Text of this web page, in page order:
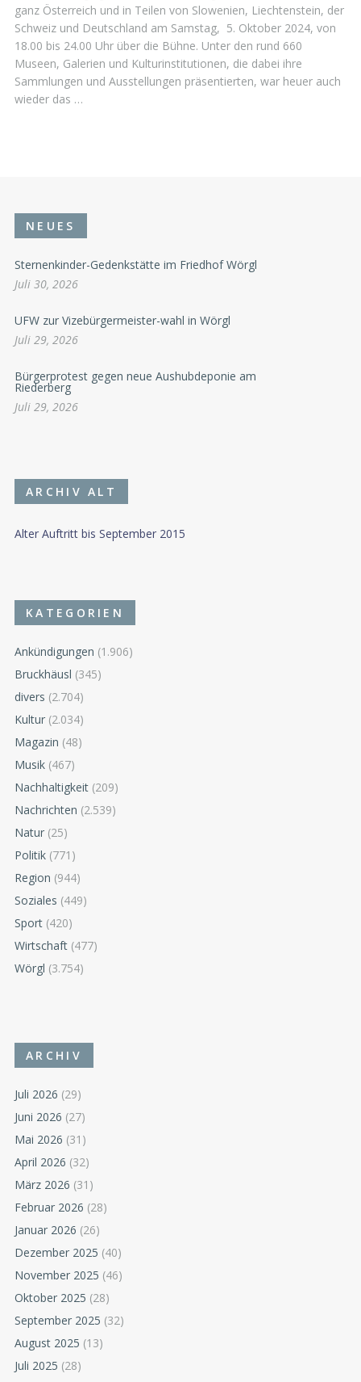
ganz Österreich und in Teilen von Slowenien, Liechtenstein, der
Schweiz und Deutschland am Samstag, 5. Oktober 2024, von
18.00 bis 24.00 Uhr über die Bühne. Unter den rund 660
Museen, Galerien und Kulturinstitutionen, die dabei ihre
Sammlungen und Ausstellungen präsentierten, war heuer auch
wieder das …
NEUES
Sternenkinder-Gedenkstätte im Friedhof Wörgl
Juli 30, 2026
UFW zur Vizebürgermeister-wahl in Wörgl
Juli 29, 2026
Bürgerprotest gegen neue Aushubdeponie am
Riederberg
Juli 29, 2026
ARCHIV ALT
Alter Auftritt bis September 2015
KATEGORIEN
Ankündigungen (1.906)
Bruckhäusl (345)
divers (2.704)
Kultur (2.034)
Magazin (48)
Musik (467)
Nachhaltigkeit (209)
Nachrichten (2.539)
Natur (25)
Politik (771)
Region (944)
Soziales (449)
Sport (420)
Wirtschaft (477)
Wörgl (3.754)
ARCHIV
Juli 2026 (29)
Juni 2026 (27)
Mai 2026 (31)
April 2026 (32)
März 2026 (31)
Februar 2026 (28)
Januar 2026 (26)
Dezember 2025 (40)
November 2025 (46)
Oktober 2025 (28)
September 2025 (32)
August 2025 (13)
Juli 2025 (28)